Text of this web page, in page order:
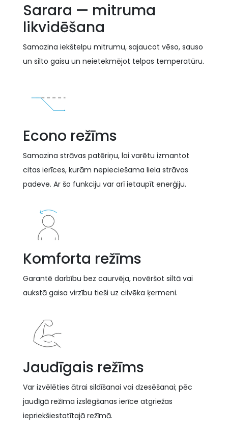
Sarara — mitruma
likvidēšana
Samazina iekštelpu mitrumu, sajaucot vēso, sauso
un silto gaisu un neietekmējot telpas temperatūru.
Econo režīms
Samazina strāvas patēriņu, lai varētu izmantot
citas ierīces, kurām nepieciešama liela strāvas
padeve. Ar šo funkciju var arī ietaupīt enerģiju.
Komforta režīms
Garantē darbību bez caurvēja, novēršot siltā vai
aukstā gaisa virzību tieši uz cilvēka ķermeni.
Jaudīgais režīms
Var izvēlēties ātrai sildīšanai vai dzesēšanai; pēc
jaudīgā režīma izslēgšanas ierīce atgriežas
iepriekšiestatītajā režīmā.